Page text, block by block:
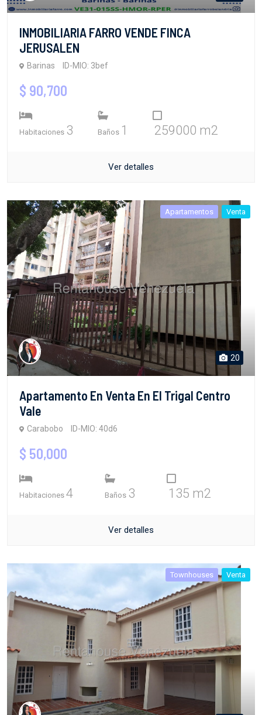
INMOBILIARIA FARRO VENDE FINCA
JERUSALEN
Barinas ID-MIO: 3bef
$ 90,700
Habitaciones 3 Baños 1 259000 m2
Ver detalles
Apartamentos Venta
20
Apartamento En Venta En El Trigal Centro
Vale
Carabobo ID-MIO: 40d6
$ 50,000
Habitaciones 4 Baños 3 135 m2
Ver detalles
Townhouses Venta